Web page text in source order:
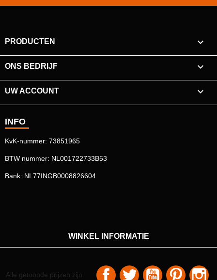
PRODUCTEN 
ONS BEDRIJF 
UW ACCOUNT 
INFO
KvK-nummer: 73851965
BTW nummer: NL001722733B53
Bank: NL77INGB0008826604
WINKEL INFORMATIE
FacebookTwitter YouTube Pinterest
Alle getoonde prijzen zijn